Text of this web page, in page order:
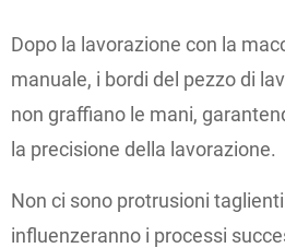
Dopo la lavorazione con la
manuale, i bordi del pezzo di
non graffiano le mani,
la precisione della lavorazione.
Non ci sono protrusioni
influenzeranno i processi